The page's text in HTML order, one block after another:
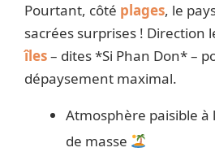
Pourtant, côté plages, le
sacrées surprises ! Direction
îles– dites *Si Phan Don* –
dépaysement maximal.
Atmosphère paisible à
de masse